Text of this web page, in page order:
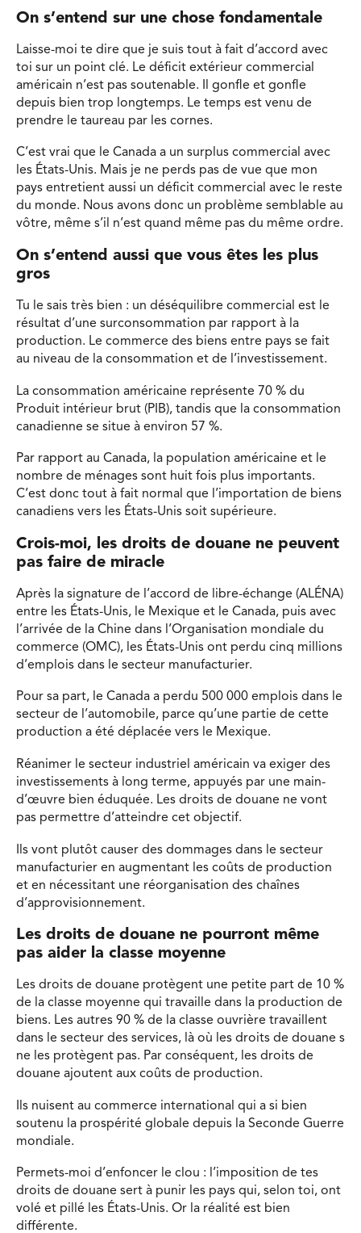
On s’entend sur une chose fondamentale
Laisse-moi te dire que je suis tout à fait d’accord avec
toi sur un point clé. Le déficit extérieur commercial
américain n’est pas soutenable. Il gonfle et gonfle
depuis bien trop longtemps. Le temps est venu de
prendre le taureau par les cornes.
C’est vrai que le Canada a un surplus commercial avec
les États-Unis. Mais je ne perds pas de vue que mon
pays entretient aussi un déficit commercial avec le reste
du monde. Nous avons donc un problème semblable au
vôtre, même s’il n’est quand même pas du même ordre.
On s’entend aussi que vous êtes les plus
gros
Tu le sais très bien : un déséquilibre commercial est le
résultat d’une surconsommation par rapport à la
production. Le commerce des biens entre pays se fait
au niveau de la consommation et de l’investissement.
La consommation américaine représente 70 % du
Produit intérieur brut (PIB), tandis que la consommation
canadienne se situe à environ 57 %.
Par rapport au Canada, la population américaine et le
nombre de ménages sont huit fois plus importants.
C’est donc tout à fait normal que l’importation de biens
canadiens vers les États-Unis soit supérieure.
Crois-moi, les droits de douane ne peuvent
pas faire de miracle
Après la signature de l’accord de libre-échange (ALÉNA)
entre les États-Unis, le Mexique et le Canada, puis avec
l’arrivée de la Chine dans l’Organisation mondiale du
commerce (OMC), les États-Unis ont perdu cinq millions
d’emplois dans le secteur manufacturier.
Pour sa part, le Canada a perdu 500 000 emplois dans le
secteur de l’automobile, parce qu’une partie de cette
production a été déplacée vers le Mexique.
Réanimer le secteur industriel américain va exiger des
investissements à long terme, appuyés par une main-
d’œuvre bien éduquée. Les droits de douane ne vont
pas permettre d’atteindre cet objectif.
Ils vont plutôt causer des dommages dans le secteur
manufacturier en augmentant les coûts de production
et en nécessitant une réorganisation des chaînes
d’approvisionnement.
Les droits de douane ne pourront même
pas aider la classe moyenne
Les droits de douane protègent une petite part de 10 %
de la classe moyenne qui travaille dans la production de
biens. Les autres 90 % de la classe ouvrière travaillent
dans le secteur des services, là où les droits de douane s
ne les protègent pas. Par conséquent, les droits de
douane ajoutent aux coûts de production.
Ils nuisent au commerce international qui a si bien
soutenu la prospérité globale depuis la Seconde Guerre
mondiale.
Permets-moi d’enfoncer le clou : l’imposition de tes
droits de douane sert à punir les pays qui, selon toi, ont
volé et pillé les États-Unis. Or la réalité est bien
différente.